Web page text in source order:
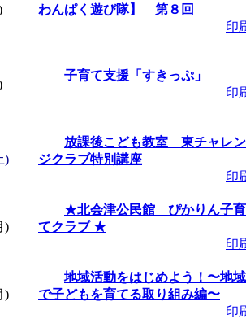
付期間：～
づる号乗車体
姫のこびる塾
受付期間：～
づる号乗車体
づくり」」 受
わんぱく遊び隊】 第８回
印
子育て支援「すきっぷ」
印
)
放課後こども教室 東チャレン
ジクラブ特別講座
印
)
★北会津公民館 ぴかりん子育
てクラブ ★
印
)
地域活動をはじめよう！〜地域
で子どもを育てる取り組み編〜
印